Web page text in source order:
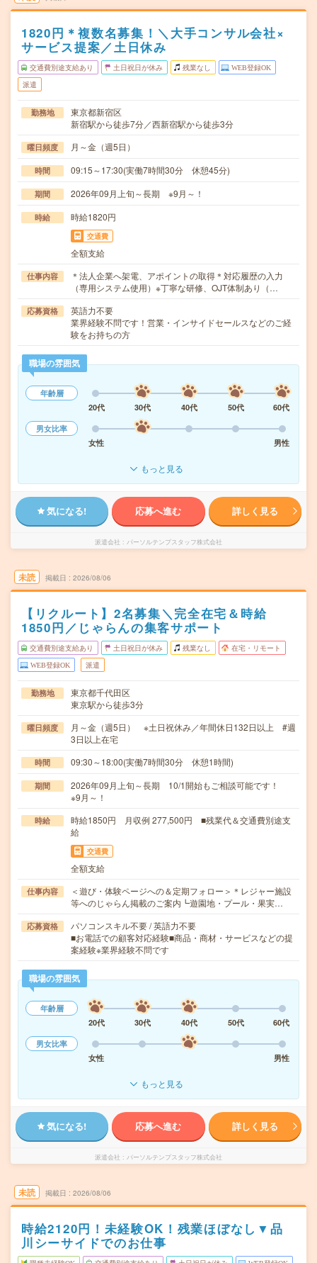
1820円＊複数名募集！＼大手コンサル会社×
サービス提案／土日休み
交通費別途支給あり 土日祝日が休み 残業なし WEB登録OK
派遣
勤務地
東京都新宿区
新宿駅から徒歩7分／西新宿駅から徒歩3分
曜日頻度 月～金（週5日）
時間 09:15～17:30(実働7時間30分 休憩45分)
期間 2026年09月上旬～長期 ※9月～！
時給 時給1820円
交通費
全額支給
仕事内容
＊法人企業へ架電、アポイントの取得＊対応履歴の入力
（専用システム使用）※丁寧な研修、OJT体制あり（…
応募資格
英語力不要
業界経験不問です！営業・インサイドセールスなどのご経
験をお持ちの方
職場の雰囲気
年齢層
20代
30代 40代 50代
60代
男女比率
女性
男性
もっと見る
気になる! 応募へ進む 詳しく見る
派遣会社 パーソルテンプスタッフ株式会社
未読 掲載日 2026/08/06
【リクルート】2名募集＼完全在宅＆時給
1850円／じゃらんの集客サポート
交通費別途支給あり 土日祝日が休み 残業なし 在宅・リモート
WEB登録OK 派遣
勤務地
東京都千代田区
東京駅から徒歩3分
曜日頻度
月～金（週5日） ※土日祝休み／年間休日132日以上 #週
3日以上在宅
時間 09:30～18:00(実働7時間30分 休憩1時間)
期間
2026年09月上旬～長期 10/1開始もご相談可能です！
※9月～！
時給
時給1850円 月収例 277,500円 ■残業代＆交通費別途支
給
交通費
全額支給
仕事内容
＜遊び・体験ページへの＆定期フォロー＞＊レジャー施設
等へのじゃらん掲載のご案内┗遊園地・プール・果実…
応募資格
パソコンスキル不要 / 英語力不要
■お電話での顧客対応経験■商品・商材・サービスなどの提
案経験※業界経験不問です
職場の雰囲気
年齢層
20代
30代 40代 50代
60代
男女比率
女性
男性
もっと見る
気になる! 応募へ進む 詳しく見る
派遣会社 パーソルテンプスタッフ株式会社
未読 掲載日 2026/08/06
時給2120円！未経験OK！残業ほぼなし▼品
川シーサイドでのお仕事